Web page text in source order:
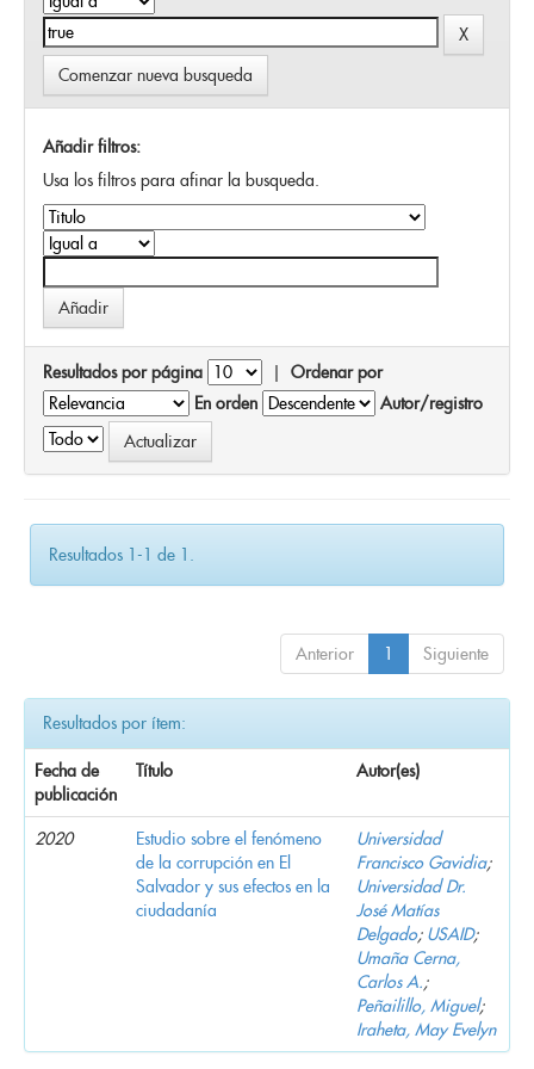
Comenzar nueva busqueda
Añadir filtros:
Usa los filtros para afinar la busqueda.
Resultados por página | Ordenar por
En orden
Autor/registro
Resultados 1-1 de 1.
Anterior 1 Siguiente
Resultados por ítem:
Fecha de
publicación
Título Autor(es)
2020
Estudio sobre el fenómeno
de la corrupción en El
Salvador y sus efectos en la
ciudadanía
Universidad
Francisco Gavidia;
Universidad Dr.
José Matías
Delgado; USAID;
Umaña Cerna,
Carlos A.;
Peñailillo, Miguel;
Iraheta, May Evelyn